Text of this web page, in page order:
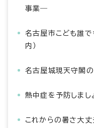
事業―
名古屋市こども誰
内）
名古屋城現天守閣
熱中症を予防しまし
これからの暑さ大丈